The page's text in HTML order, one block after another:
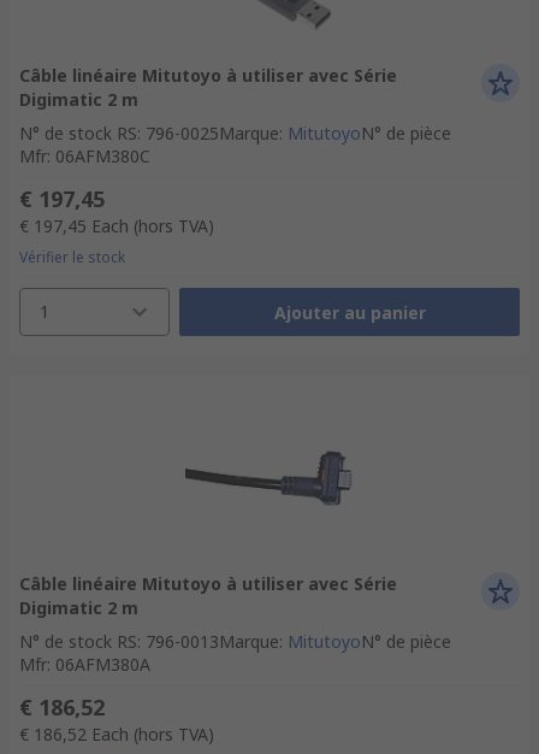
Câble linéaire Mitutoyo à utiliser avec Série
Digimatic 2 m
N° de stock RS: 796-0025Marque: MitutoyoN° de pièce
Mfr: 06AFM380C
€ 197,45
€ 197,45 Each (hors TVA)
Vérifier le stock
1 Ajouter au panier
Câble linéaire Mitutoyo à utiliser avec Série
Digimatic 2 m
N° de stock RS: 796-0013Marque: MitutoyoN° de pièce
Mfr: 06AFM380A
€ 186,52
€ 186,52 Each (hors TVA)